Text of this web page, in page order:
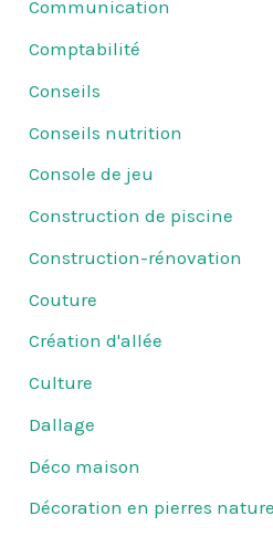
Communication
Comptabilité
Conseils
Conseils nutrition
Console de jeu
Construction de piscine
Construction-rénovation
Couture
Création d'allée
Culture
Dallage
Déco maison
Décoration en pierres